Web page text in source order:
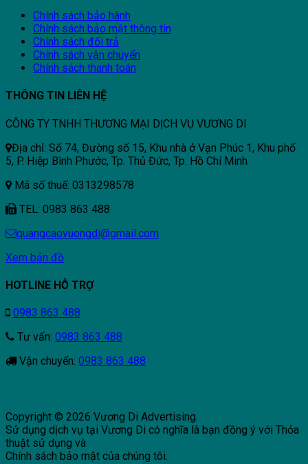
Chính sách bảo hành
Chính sách bảo mật thông tin
Chính sách đổi trả
Chính sách vận chuyển
Chính sách thanh toán
THÔNG TIN LIÊN HỆ
CÔNG TY TNHH THƯƠNG MẠI DỊCH VỤ VƯƠNG DI
Địa chỉ: Số 74, Đường số 15, Khu nhà ở Vạn Phúc 1, Khu phố
5, P. Hiệp Bình Phước, Tp. Thủ Đức, Tp. Hồ Chí Minh
Mã số thuế: 0313298578
TEL: 0983 863 488
quangcaovuongdi@gmail.com
Xem bản đồ
HOTLINE HỖ TRỢ
0983 863 488
Tư vấn: 0983 863 488
Vận chuyển: 0983 863 488
Copyright © 2026 Vương Di Advertising.
Sử dụng dịch vụ tại Vương Di có nghĩa là bạn đồng ý với Thỏa
thuật sử dụng và
Chính sách bảo mật của chúng tôi.